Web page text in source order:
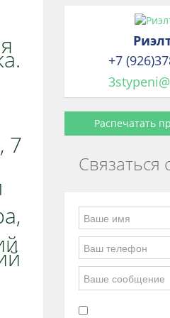
7
+7
Распечатать
Связаться